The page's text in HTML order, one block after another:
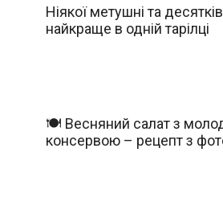
Ніякої метушні та
найкраще в одній тарілці
🍽️ Весняний салат з
консервою – рецепт з